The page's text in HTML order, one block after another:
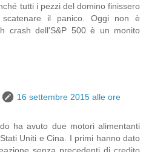
tutti i pezzi del domino finissero
scatenare il panico. Oggi non è
crash dell'S&P 500 è un monito
16 settembre 2015 alle ore
ha avuto due motori alimentanti
Uniti e Cina. I primi hanno dato